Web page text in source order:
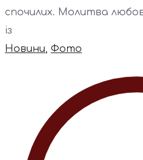
спочилих. Молитва
із
Новини, Фото